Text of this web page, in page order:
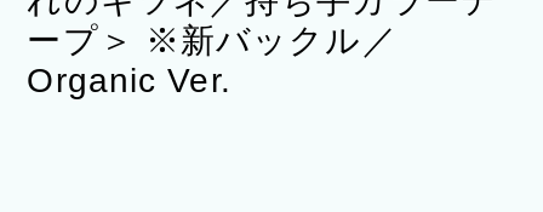
ープ＞ ※新バックル／
Organic Ver.